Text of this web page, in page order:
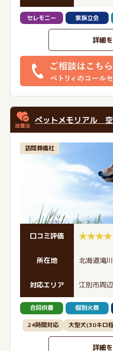
セレモニー 家族立会
詳細
ペットメモリアル
訪問葬儀社
口コミ評価
所在地 北海道滝
対応エリア 江別市周辺
合同供養 個別火葬
24時間対応 大型犬(30キロ
詳細